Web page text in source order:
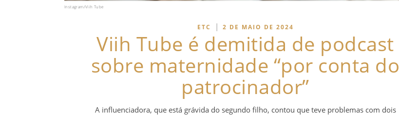
Instagram/Viih Tube
ETC | 2 DE MAIO DE 2024
Viih Tube é demitida de podcast
sobre maternidade “por conta do
patrocinador”
A influenciadora, que está grávida do segundo filho, contou que teve problemas com dois